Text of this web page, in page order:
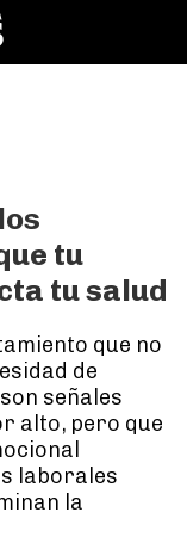
tu
tu salud
que no
de
señales
alto, pero que
laborales
la